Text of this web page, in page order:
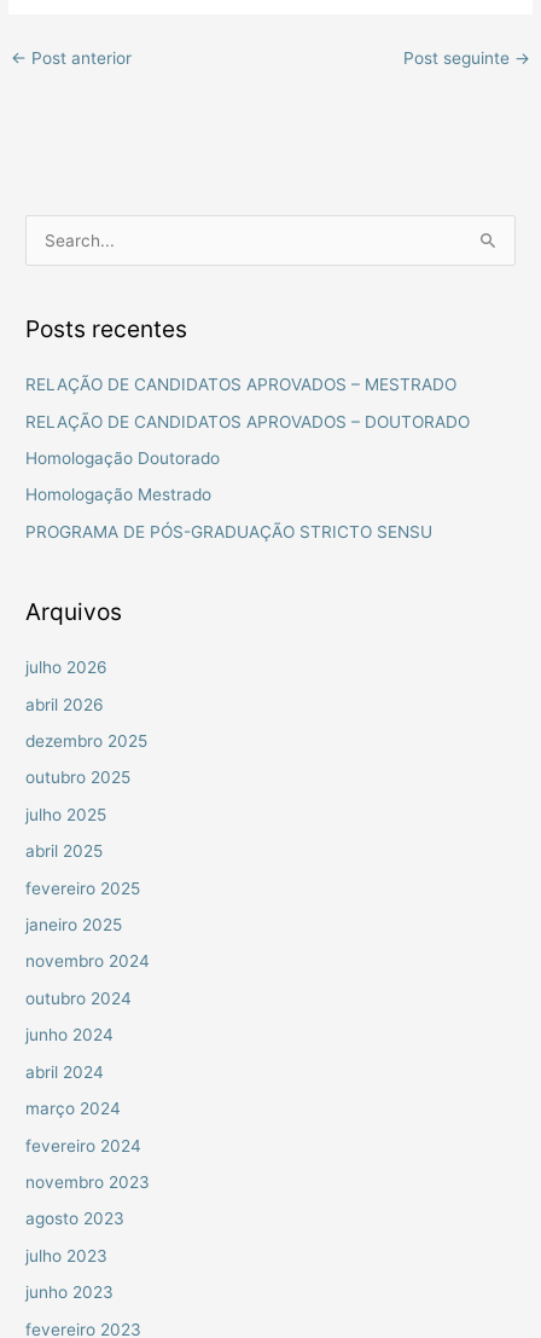
← Post anterior Post seguinte →
q
u
r
p
r
Posts recentes
RELAÇÃO DE CANDIDATOS APROVADOS – MESTRADO
RELAÇÃO DE CANDIDATOS APROVADOS – DOUTORADO
Homologação Doutorado
Homologação Mestrado
PROGRAMA DE PÓS-GRADUAÇÃO STRICTO SENSU
Arquivos
julho 2026
abril 2026
dezembro 2025
outubro 2025
julho 2025
abril 2025
fevereiro 2025
janeiro 2025
novembro 2024
outubro 2024
junho 2024
abril 2024
março 2024
fevereiro 2024
novembro 2023
agosto 2023
julho 2023
junho 2023
fevereiro 2023